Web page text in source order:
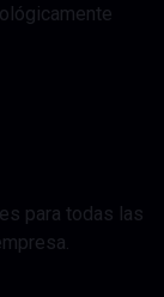
para todas las